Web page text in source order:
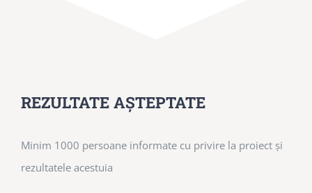
REZULTATE AȘTEPTATE
Minim 1000 persoane informate cu privire la proiect și
rezultatele acestuia